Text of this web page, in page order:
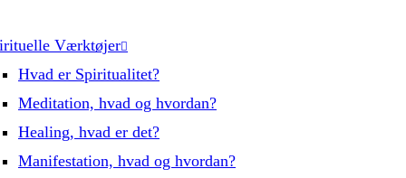
Værktøjer
Hvad er Spiritualitet?
Meditation, hvad og hvordan?
Healing, hvad er det?
Manifestation, hvad og hvordan?